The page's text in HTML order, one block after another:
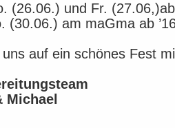
(26.06.) und Fr.
(30.06.) am maGma ab
auf ein schönes Fest
Michael